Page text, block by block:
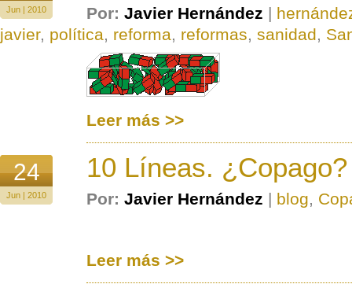
Jun | 2010 Por: Javier Hernández |
javier, política, reforma, reformas, sanidad,
Leer más >>
24
Jun | 2010
10 Líneas. ¿Copago?
Por: Javier Hernández | blog,
Leer más >>